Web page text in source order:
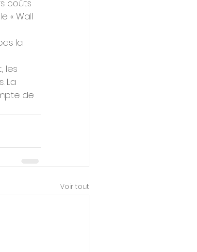
coûts
« Wall
la
les
La
de
Voir tout